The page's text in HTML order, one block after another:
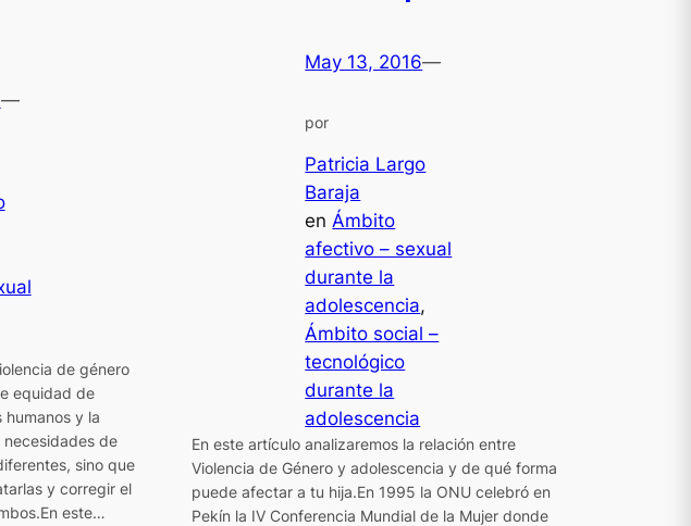
—
de género
equidad de
humanos y la
necesidades de
sino que
y corregir el
este…
May 13, 2016—
por
Patricia Largo
Baraja
en Ámbito
afectivo – sexual
durante la
adolescencia
Ámbito social –
tecnológico
durante la
adolescencia
En este artículo analizaremos la relación entre
Violencia de Género y adolescencia y de qué forma
puede afectar a tu hija.En 1995 la ONU celebró en
Pekín la IV Conferencia Mundial de la Mujer donde